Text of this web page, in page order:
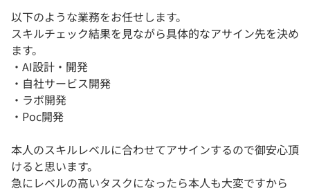
以下のような業務をお任せします。
スキルチェック結果を見ながら具体的なアサイン先を決め
ます。
・AI設計・開発
・自社サービス開発
・ラボ開発
・Poc開発
本人のスキルレベルに合わせてアサインするので御安心頂
けると思います。
急にレベルの高いタスクになったら本人も大変ですから